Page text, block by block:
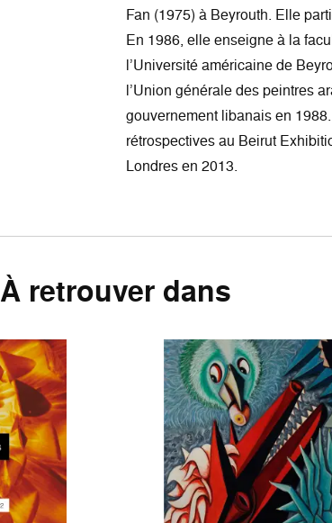
Fan (1975) à Beyrouth. Elle
En 1986, elle enseigne à la
l’Université américaine de
l’Union générale des peintres
gouvernement libanais en
rétrospectives au Beirut
Londres en 2013.
À retrouver dans